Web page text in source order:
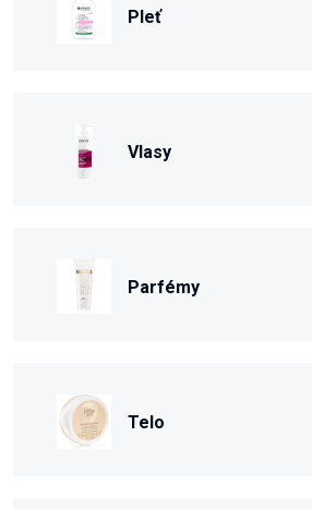
Pleť
Vlasy
Parfémy
Telo